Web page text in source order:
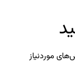
موردنیاز